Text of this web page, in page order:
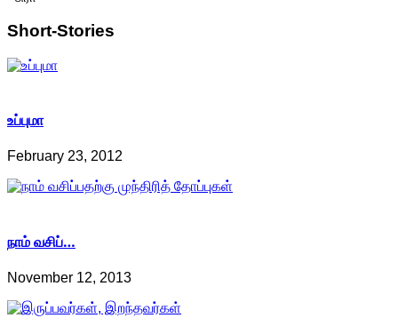
Short-Stories
உப்புமா
February 23, 2012
நாம் வசிப்…
November 12, 2013